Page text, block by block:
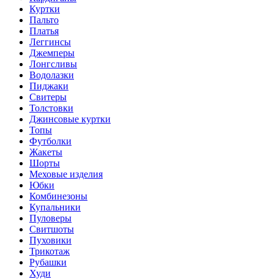
Куртки
Пальто
Платья
Леггинсы
Джемперы
Лонгсливы
Водолазки
Пиджаки
Свитеры
Толстовки
Джинсовые куртки
Топы
Футболки
Жакеты
Шорты
Меховые изделия
Юбки
Комбинезоны
Купальники
Пуловеры
Свитшоты
Пуховики
Трикотаж
Рубашки
Худи